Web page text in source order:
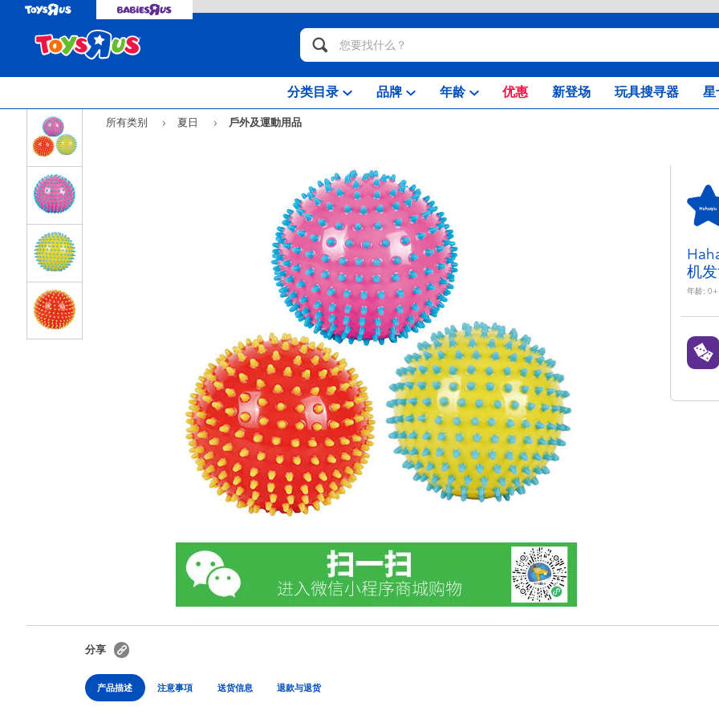
分类目录 品牌 年龄 优惠 新登场 玩具搜寻器 星
所有类别 夏日 戶外及運動用品
机
年龄: 0+
分享
产品描述 注意事項 送货信息 退款与退货